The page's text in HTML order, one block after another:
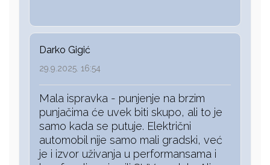
Darko Gigić
29.9.2025. 16:54
Mala ispravka - punjenje na brzim
punjačima će uvek biti skupo, ali to je
samo kada se putuje. Električni
automobil nije samo mali gradski, već
je i izvor uživanja u performansama i